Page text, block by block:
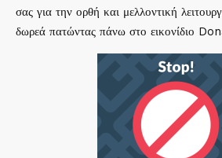
σας για την ορθή και μελλοντική
δωρεά πατώντας πάνω στο εικονίδιο